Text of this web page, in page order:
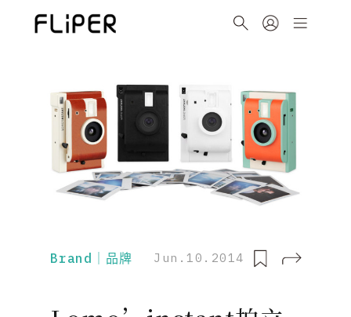
Brand｜品牌 Jun.10.2014